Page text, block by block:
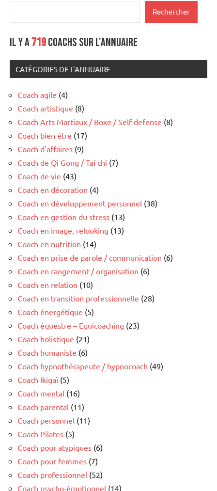
Rechercher
Il y a719coachs sur l'annuaire
CATÉGORIES DE L'ANNUAIRE
Coach agile (4)
Coach artistique (8)
Coach Arts Martiaux / Boxe / Self defense (8)
Coach bien être (17)
Coach d'affaires (9)
Coach de Qi Gong / Tai chi (7)
Coach de vie (43)
Coach en décoration (4)
Coach en développement personnel (38)
Coach en gestion du stress (13)
Coach en image, relooking (13)
Coach en nutrition (14)
Coach en prise de parole / communication (6)
Coach en rangement / organisation (6)
Coach en relation (10)
Coach en transition professionnelle (28)
Coach énergétique (5)
Coach équestre – Equicoaching (23)
Coach holistique (21)
Coach humaniste (6)
Coach hypnothérapeute / hypnocoach (49)
Coach Ikigaï(5)
Coach mental (16)
Coach parental (11)
Coach personnel (11)
Coach Pilates (5)
Coach pour atypiques (6)
Coach pour femmes (7)
Coach professionnel (52)
Coach psycho-émotionnel (14)